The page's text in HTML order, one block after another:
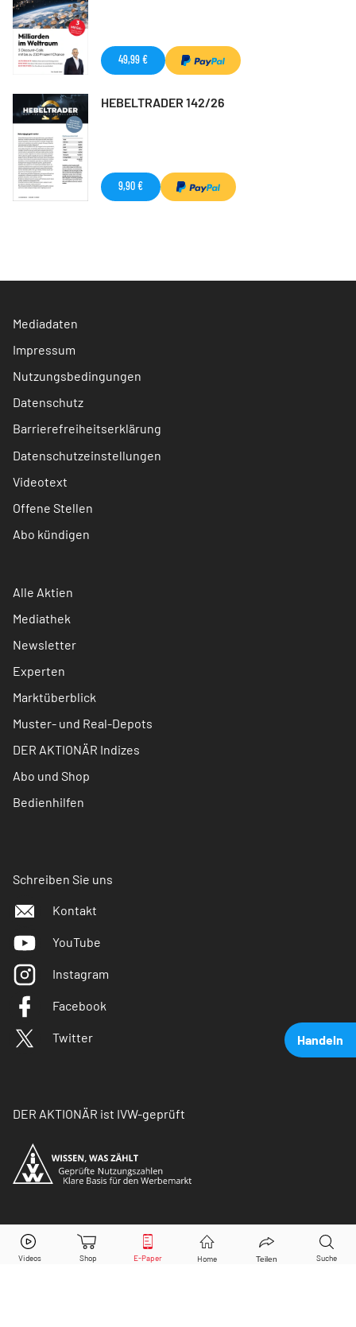
Handeln
Amazon Aktie jetzt handeln?
49,99 €
HEBELTRADER 142/26
9,90 €
Mediadaten
Impressum
Nutzungsbedingungen
Datenschutz
Barrierefreiheitserklärung
Datenschutzeinstellungen
Videotext
Offene Stellen
Abo kündigen
Alle Aktien
Mediathek
Newsletter
Experten
Marktüberblick
Muster- und Real-Depots
DER AKTIONÄR Indizes
Abo und Shop
Bedienhilfen
Schreiben Sie uns
Kontakt
YouTube
Instagram
Facebook
Twitter
DER AKTIONÄR ist IVW-geprüft
© Copyright 2026 Börsenmedien AG. Alle Rechte